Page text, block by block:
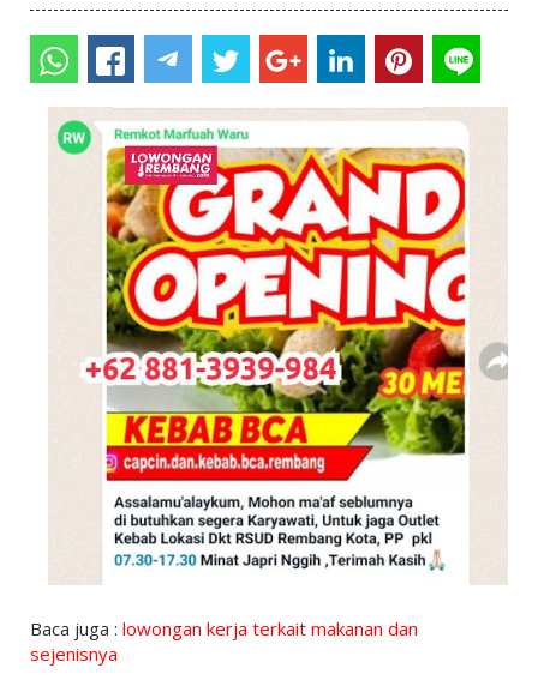
Baca juga : lowongan kerja terkait makanan dan
sejenisnya